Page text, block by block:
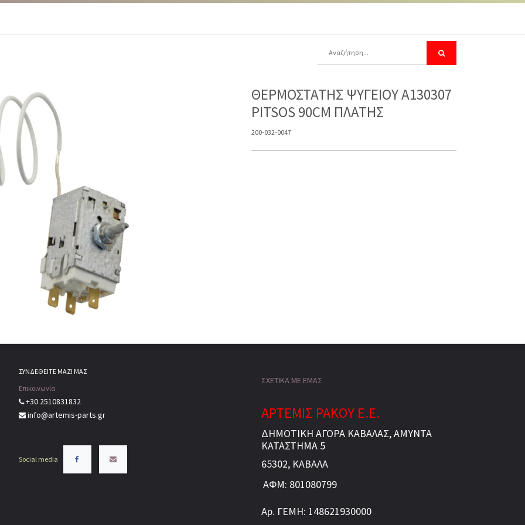
ΘΕΡΜΟΣΤΑΤΗΣ ΨΥΓΕΙΟΥ A130307
PITSOS 90CM ΠΛΑΤΗΣ
200-032-0047
ΣΥΝΔΕΘΕΙΤΕ ΜΑΖΙ ΜΑΣ
Επικοινωνία
+30 2510831832
info@artemis-parts.gr
Social media
ΣΧΕΤΙΚΑ ΜΕ ΕΜΑΣ
ΑΡΤΕΜΙΣ ΡΑΚΟΥ Ε.Ε.
ΔΗΜΟΤΙΚΗ ΑΓΟΡΑ ΚΑΒΑΛΑΣ, ΑΜΥΝΤΑ
ΚΑΤΑΣΤΗΜΑ 5
65302, ΚΑΒΑΛΑ
ΑΦΜ: 801080799
Αρ. ΓΕΜΗ: 148621930000